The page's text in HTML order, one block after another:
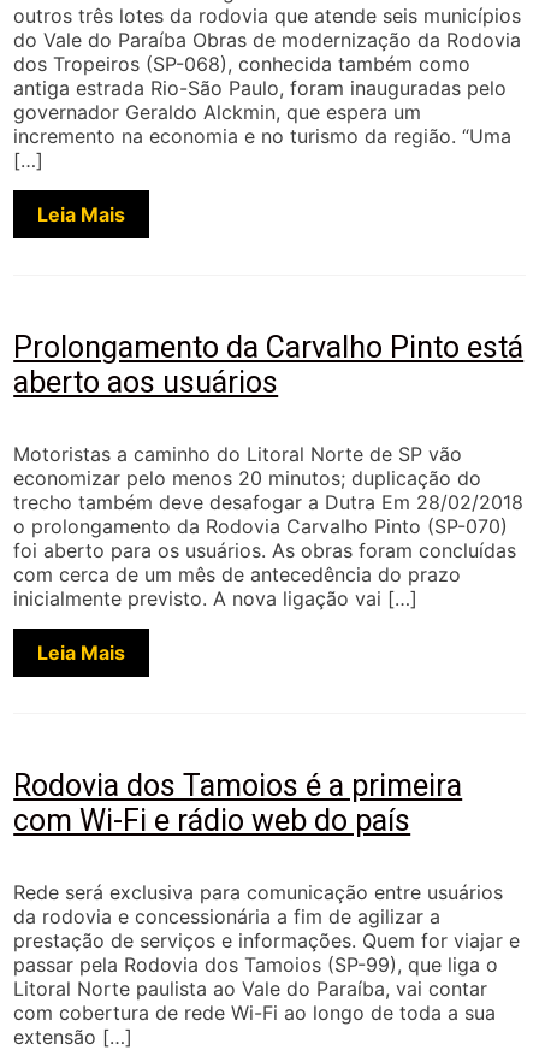
outros três lotes da rodovia que atende seis municípios
do Vale do Paraíba Obras de modernização da Rodovia
dos Tropeiros (SP-068), conhecida também como
antiga estrada Rio-São Paulo, foram inauguradas pelo
governador Geraldo Alckmin, que espera um
incremento na economia e no turismo da região. “Uma
[…]
Leia Mais
Prolongamento da Carvalho Pinto está
aberto aos usuários
Motoristas a caminho do Litoral Norte de SP vão
economizar pelo menos 20 minutos; duplicação do
trecho também deve desafogar a Dutra Em 28/02/2018
o prolongamento da Rodovia Carvalho Pinto (SP-070)
foi aberto para os usuários. As obras foram concluídas
com cerca de um mês de antecedência do prazo
inicialmente previsto. A nova ligação vai […]
Leia Mais
Rodovia dos Tamoios é a primeira
com Wi-Fi e rádio web do país
Rede será exclusiva para comunicação entre usuários
da rodovia e concessionária a fim de agilizar a
prestação de serviços e informações. Quem for viajar e
passar pela Rodovia dos Tamoios (SP-99), que liga o
Litoral Norte paulista ao Vale do Paraíba, vai contar
com cobertura de rede Wi-Fi ao longo de toda a sua
extensão […]